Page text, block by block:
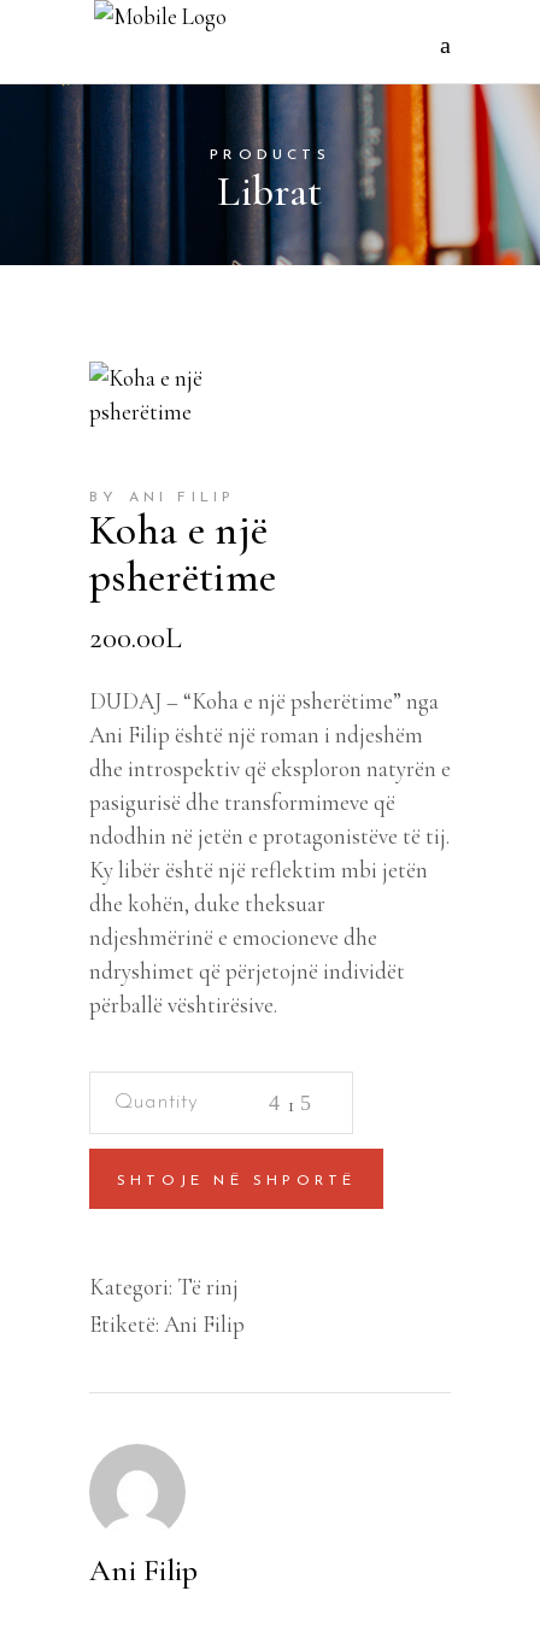
PRODUCTS
Librat
BY ANI FILIP
Koha e një
psherëtime
200.00L
DUDAJ – “Koha e një psherëtime” nga
Ani Filip është një roman i ndjeshëm
dhe introspektiv që eksploron natyrën e
pasigurisë dhe transformimeve që
ndodhin në jetën e protagonistëve të tij.
Ky libër është një reflektim mbi jetën
dhe kohën, duke theksuar
ndjeshmërinë e emocioneve dhe
ndryshimet që përjetojnë individët
përballë vështirësive.
një
psherëtime
SHTOJE NË SHPORTË
Kategori: Të rinj
Etiketë: Ani Filip
Ani Filip